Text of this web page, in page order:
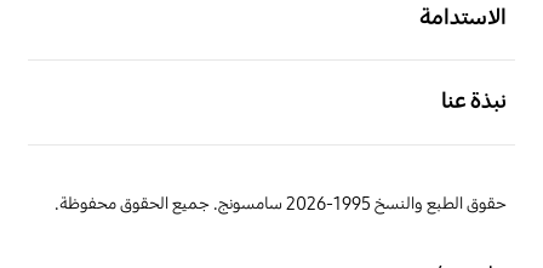
الاستدامة
نبذة عنا
حقوق الطبع والنسخ 1995-2026 سامسونج. جميع الحقوق محفوظة.